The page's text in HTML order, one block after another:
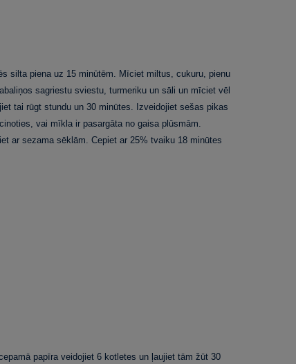
silta piena uz 15 minūtēm. Mīciet miltus, cukuru, pienu
sagriestu sviestu, turmeriku un sāli un mīciet vēl
tai rūgt stundu un 30 minūtes. Izveidojiet sešas pikas
vai mīkla ir pasargāta no gaisa plūsmām.
ar sezama sēklām. Cepiet ar 25% tvaiku 18 minūtes
papīra veidojiet 6 kotletes un ļaujiet tām žūt 30